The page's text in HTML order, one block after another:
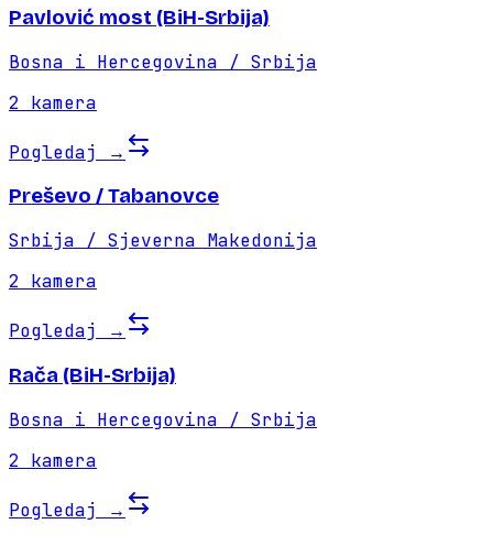
Pavlović most (BiH-Srbija)
Bosna i Hercegovina / Srbija
2
kamera
Pogledaj →
Preševo / Tabanovce
Srbija / Sjeverna Makedonija
2
kamera
Pogledaj →
Rača (BiH-Srbija)
Bosna i Hercegovina / Srbija
2
kamera
Pogledaj →